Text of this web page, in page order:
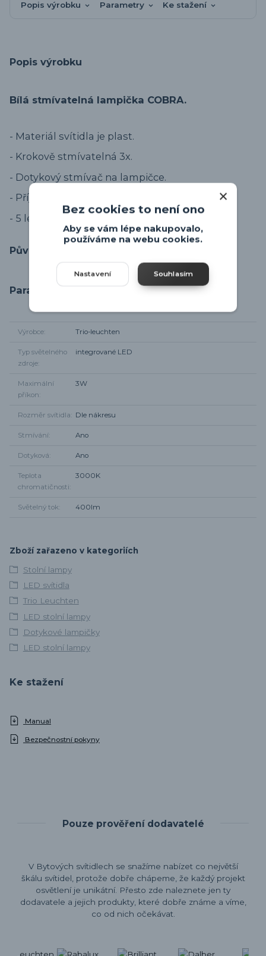
Popis výrobku Parametry Ke stažení
Popis výrobku
Bílá stmívatelná lampička COBRA.
- Materiál svítidla je plast.
- Krokově stmívatelná 3x.
- Dotykový stmívač na lampičce.
- Příjemná teplá barva světla 3000K.
- 5 let záruka na LED technologii.
Původ zboží
Parametry
Výrobce Trio-leuchten
Typ světelného
zdroje
integrované LED
Maximální
příkon
3W
Rozměr svítidla Dle nákresu
Stmívání Ano
Dotyková Ano
Teplota
chromatičnosti
3000K
Světelný tok 400lm
Zboží zařazeno v kategoriích
Stolní lampy
LED svítidla
Trio Leuchten
LED stolní lampy
Dotykové lampičky
LED stolní lampy
Ke stažení
Manual
Bezpečnostní pokyny
Pouze prověření dodavatelé
V Bytových svítidlech se snažíme nabízet co největší
škálu svítidel, protože dobře chápeme, že každý projekt
osvětlení je unikátní. Přesto zde naleznete jen ty
dodavatele a jejich produkty, které dobře známe a víme,
co od nich očekávat.
Bez cookies to není ono
Aby se vám lépe nakupovalo,
používáme na webu cookies.
Nastavení Souhlasím